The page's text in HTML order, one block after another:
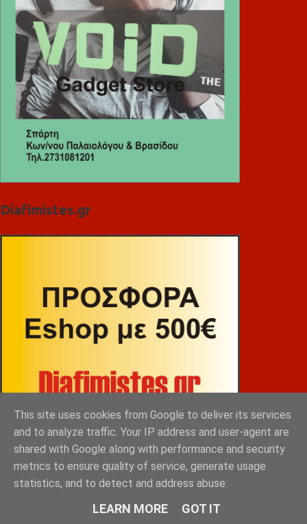
Diafimistes.gr
This site uses cookies from Google to deliver its services
and to analyze traffic. Your IP address and user-agent are
shared with Google along with performance and security
metrics to ensure quality of service, generate usage
statistics, and to detect and address abuse.
LEARN MORE GOT IT